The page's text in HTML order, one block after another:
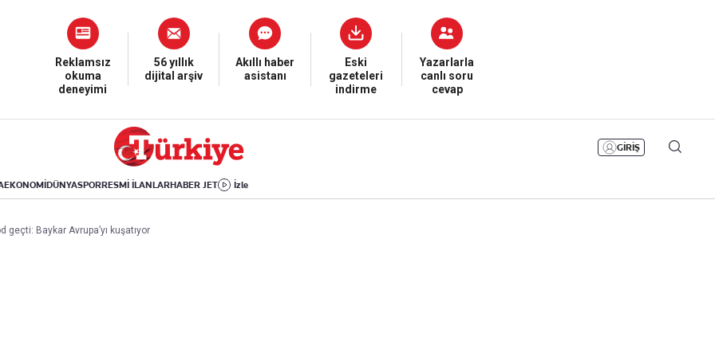
Reklamsız
okuma
deneyimi
56 yıllık
dijital arşiv
Akıllı haber
asistanı
Eski
gazeteleri
indirme
Yazarlarla
canlı soru
cevap
GİRİŞ
EKONOMİDÜNYASPORRESMİ İLANLARHABER JET İzle
Orta Doğu
Avrupa
Amerika
İsrail-Gazze
Yaşam
Sağlık
Hava Durumu
Yemek
Aktüel
Kültür-Sanat
Sinema
Arkeoloji
Kitap
Namaz Vakitleri
Sesli Yayınlar
geçti: Baykar Avrupa’yı kuşatıyor